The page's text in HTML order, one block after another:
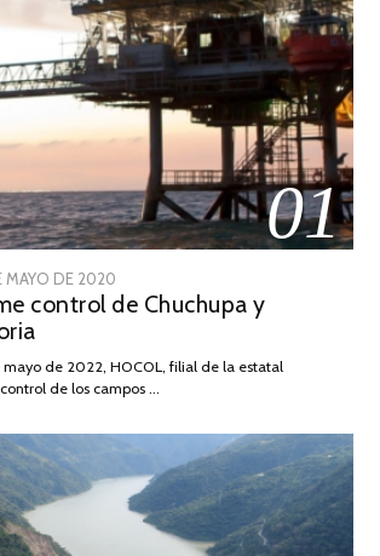
01
MAYO DE 2020
DE
2026
control de Chuchupa y
de 2022, HOCOL, filial de la estatal
de los campos …